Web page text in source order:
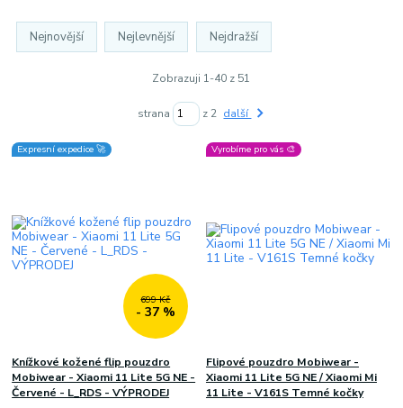
Nejnovější Nejlevnější Nejdražší
Zobrazuji 1-40 z 51
strana z 2 další
Expresní expedice 🚀
699 Kč
- 37 %
Knížkové kožené flip pouzdro
Mobiwear - Xiaomi 11 Lite 5G NE -
Červené - L_RDS - VÝPRODEJ
Vyrobíme pro vás 🎨
Flipové pouzdro Mobiwear -
Xiaomi 11 Lite 5G NE / Xiaomi Mi
11 Lite - V161S Temné kočky